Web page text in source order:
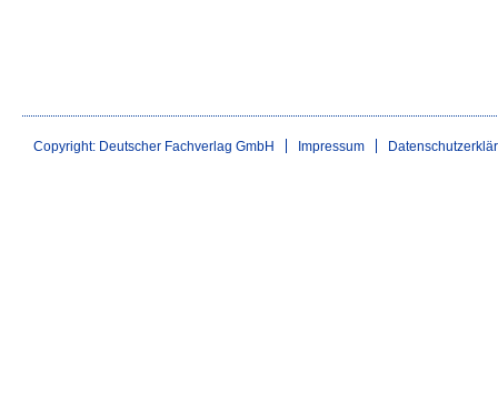
Copyright: Deutscher Fachverlag GmbH Impressum